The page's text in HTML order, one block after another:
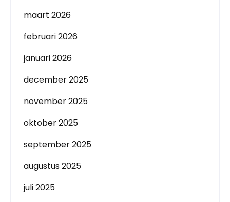
maart 2026
februari 2026
januari 2026
december 2025
november 2025
oktober 2025
september 2025
augustus 2025
juli 2025